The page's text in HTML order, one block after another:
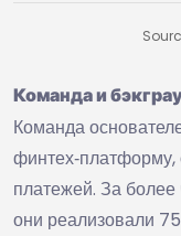
Команда и
Команда
платежей. За более
они реализовали